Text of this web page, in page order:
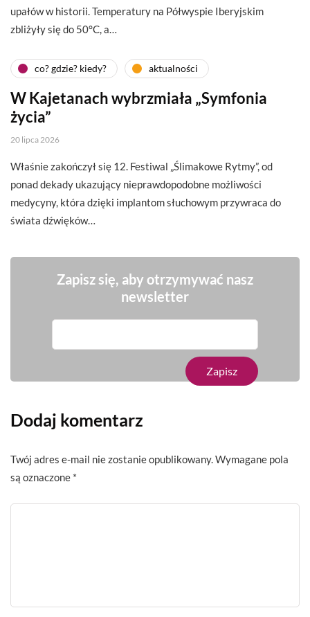
upałów w historii. Temperatury na Półwyspie Iberyjskim
zbliżyły się do 50°C, a…
co? gdzie? kiedy? aktualności
W Kajetanach wybrzmiała „Symfonia
życia”
20 lipca 2026
Właśnie zakończył się 12. Festiwal „Ślimakowe Rytmy”, od
ponad dekady ukazujący nieprawdopodobne możliwości
medycyny, która dzięki implantom słuchowym przywraca do
świata dźwięków…
Zapisz się, aby otrzymywać nasz
newsletter
Dodaj komentarz
Twój adres e-mail nie zostanie opublikowany. Wymagane pola
są oznaczone *